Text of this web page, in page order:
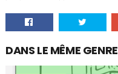
DANS LE MÊME GENRE